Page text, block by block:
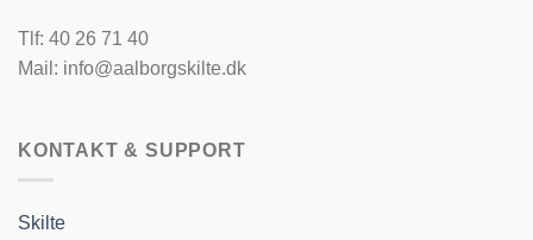
Tlf: 40 26 71 40
Mail: info@aalborgskilte.dk
KONTAKT & SUPPORT
Skilte